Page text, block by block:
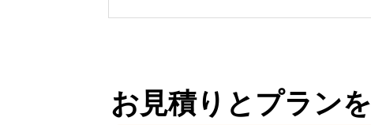
お見積りとプランを